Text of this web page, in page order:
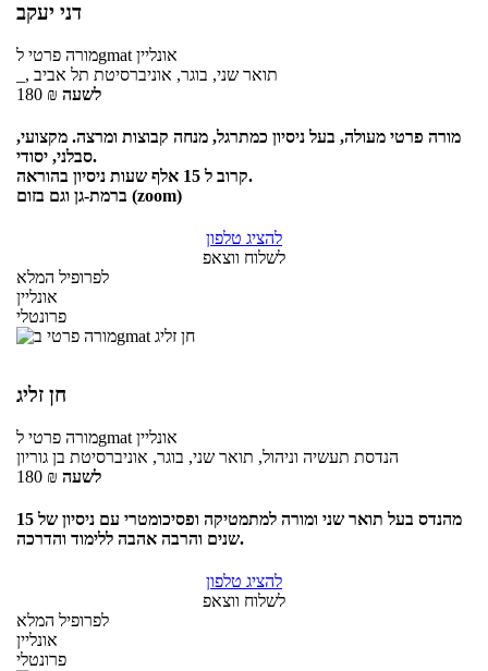
דני יעקב
מורה פרטילgmat אונליין
_, תואר שני, בוגר, אוניברסיטת תל אביב
180 ₪ לשעה
מורה פרטי מעולה, בעל ניסיון כמתרגל, מנחה קבוצות ומרצה. מקצועי,
סבלני, יסודי.
קרוב ל 15 אלף שעות ניסיון בהוראה.
ברמת-גן וגם בזום (zoom)
להציג טלפון
לשלוח ווצאפ
לפרופיל המלא
אונליין
פרונטלי
חן זליג
מורה פרטילgmat אונליין
הנדסת תעשיה וניהול, תואר שני, בוגר, אוניברסיטת בן גוריון
180 ₪ לשעה
מהנדס בעל תואר שני ומורה למתמטיקה ופסיכומטרי עם ניסיון של 15
שנים והרבה אהבה ללימוד והדרכה.
להציג טלפון
לשלוח ווצאפ
לפרופיל המלא
אונליין
פרונטלי